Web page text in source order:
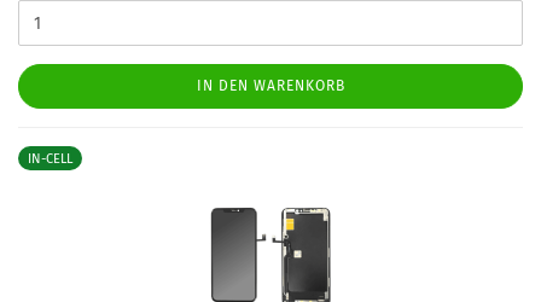
IN DEN WARENKORB
IN-CELL